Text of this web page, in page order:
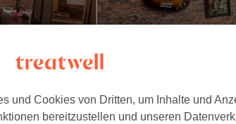
und Cookies von Dritten, um Inhalte und
bereitzustellen und unseren